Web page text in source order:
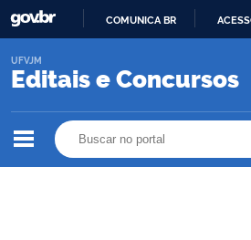
O
COMUNICA BR
Editais e Concursos
UFVJM